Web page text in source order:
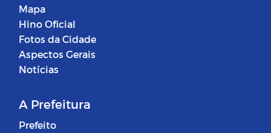
Mapa
Hino Oficial
Fotos da Cidade
Aspectos Gerais
Notícias
A Prefeitura
Prefeito